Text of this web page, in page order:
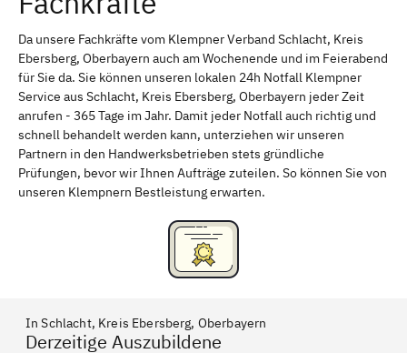
Schweinfurt Passau
Freising Rudelsdorf, Mittelfranken
Da unsere Fachkräfte vom Klempner Verband Schlacht, Kreis
Ebersberg, Oberbayern auch am Wochenende und im Feierabend
für Sie da. Sie können unseren lokalen 24h Notfall Klempner
Service aus Schlacht, Kreis Ebersberg, Oberbayern jeder Zeit
anrufen - 365 Tage im Jahr. Damit jeder Notfall auch richtig und
schnell behandelt werden kann, unterziehen wir unseren
Partnern in den Handwerksbetrieben stets gründliche
Prüfungen, bevor wir Ihnen Aufträge zuteilen. So können Sie von
unseren Klempnern Bestleistung erwarten.
In Schlacht, Kreis Ebersberg, Oberbayern
Derzeitige Auszubildene